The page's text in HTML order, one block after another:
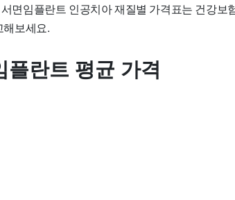
면임플란트 인공치아 재질별 가격표는 건강보
해보세요.
플란트 평균 가격